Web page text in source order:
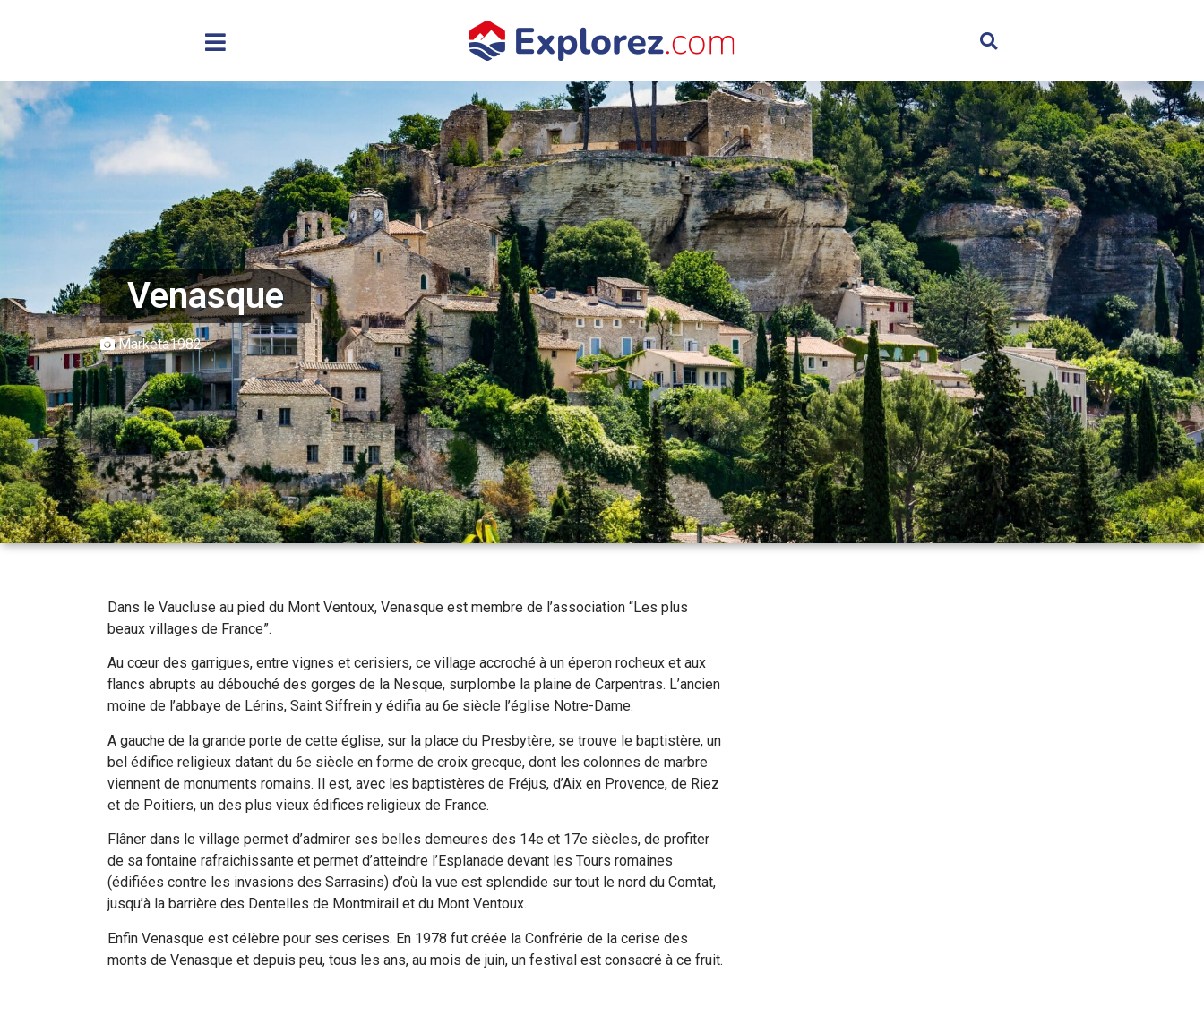
Venasque
Marketa1982
Dans le Vaucluse au pied du Mont Ventoux, Venasque est membre de l’association “Les plus
beaux villages de France”.
Au cœur des garrigues, entre vignes et cerisiers, ce village accroché à un éperon rocheux et aux
flancs abrupts au débouché des gorges de la Nesque, surplombe la plaine de Carpentras. L’ancien
moine de l’abbaye de Lérins, Saint Siffrein y édifia au 6e siècle l’église Notre-Dame.
A gauche de la grande porte de cette église, sur la place du Presbytère, se trouve le baptistère, un
bel édifice religieux datant du 6e siècle en forme de croix grecque, dont les colonnes de marbre
viennent de monuments romains. Il est, avec les baptistères de Fréjus, d’Aix en Provence, de Riez
et de Poitiers, un des plus vieux édifices religieux de France.
Flâner dans le village permet d’admirer ses belles demeures des 14e et 17e siècles, de profiter
de sa fontaine rafraichissante et permet d’atteindre l’Esplanade devant les Tours romaines
(édifiées contre les invasions des Sarrasins) d’où la vue est splendide sur tout le nord du Comtat,
jusqu’à la barrière des Dentelles de Montmirail et du Mont Ventoux.
Enfin Venasque est célèbre pour ses cerises. En 1978 fut créée la Confrérie de la cerise des
monts de Venasque et depuis peu, tous les ans, au mois de juin, un festival est consacré à ce fruit.